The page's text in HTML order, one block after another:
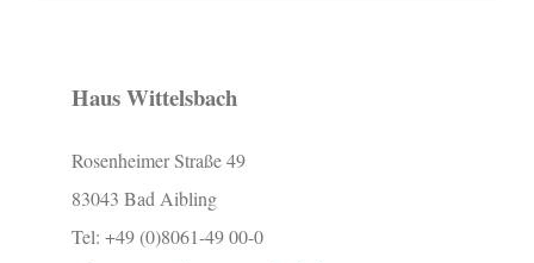
Haus Wittelsbach
Rosenheimer Straße 49
83043 Bad Aibling
Tel: +49 (0)8061-49 00-0